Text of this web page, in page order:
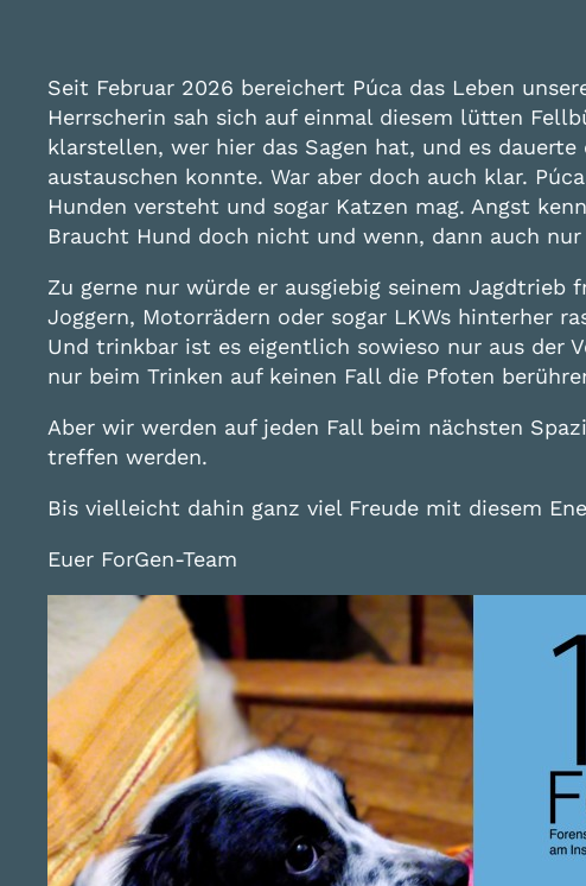
Seit Februar 2026 bereichert Púca das Leben
Herrscherin sah sich auf einmal diesem lütten
klarstellen, wer hier das Sagen hat, und es
austauschen konnte. War aber doch auch klar.
Hunden versteht und sogar Katzen mag. Angst
Braucht Hund doch nicht und wenn, dann auch
Zu gerne nur würde er ausgiebig seinem
Joggern, Motorrädern oder sogar LKWs hinterher
Und trinkbar ist es eigentlich sowieso nur aus der
nur beim Trinken auf keinen Fall die Pfoten
Aber wir werden auf jeden Fall beim nächsten
treffen werden.
Bis vielleicht dahin ganz viel Freude mit diesem
Euer ForGen-Team